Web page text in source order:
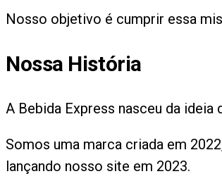
Nosso objetivo é cumprir essa
Nossa História
A Bebida Express nasceu da
Somos uma marca criada em
lançando nosso site em 2023.